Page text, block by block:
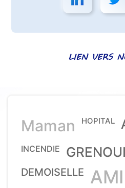
LIEN VERS
Maman HOPITAL
INCENDIE
DEMOISELLE AMI